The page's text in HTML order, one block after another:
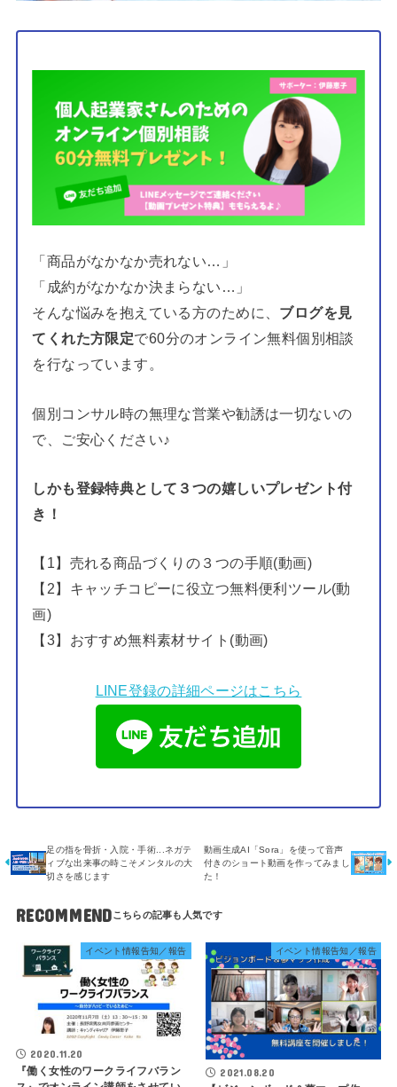
「商品がなかなか売れない…」
「成約がなかなか決まらない…」
そんな悩みを抱えている方のために、 ブログを見
てくれた方限定で60分のオンライン無料個別相談
を行なっています。
個別コンサル時の無理な営業や勧誘は一切ないの
で、ご安心ください♪
しかも登録特典として３つの嬉しいプレゼント付
き！
【1】売れる商品づくりの３つの手順(動画)
【2】キャッチコピーに役立つ無料便利ツール(動
画)
【3】おすすめ無料素材サイト(動画)
LINE登録の詳細ページはこちら
足の指を骨折・入院・手術...ネガテ
ィブな出来事の時こそメンタルの大
切さを感じます
動画生成AI「Sora」を使って音声
付きのショート動画を作ってみまし
た！
RECOMMEND
イベント情報告知／報告
2020.11.20
『働く女性のワークライフバラン
イベント情報告知／報告
2021.08.20